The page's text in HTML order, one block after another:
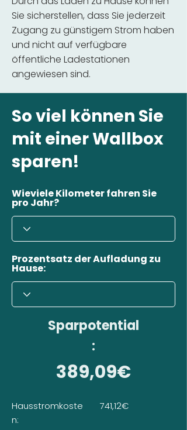
Sie sicherstellen, dass Sie jederzeit
Zugang zu günstigem Strom haben
und nicht auf verfügbare
öffentliche Ladestationen
angewiesen sind.
So viel können Sie
mit einer Wallbox
sparen!
Wieviele Kilometer fahren Sie
pro Jahr?
Prozentsatz der Aufladung zu
Hause:
Sparpotential
:
389,09€
Hausstromkoste
n:
741,12€